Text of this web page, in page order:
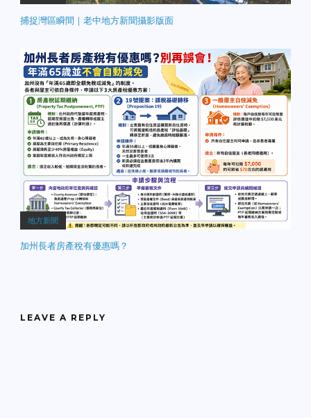
捕捉灣區瞬間｜老中地方新聞攝影版面
地方新聞
加州長者房產稅有優惠嗎？
LEAVE A REPLY